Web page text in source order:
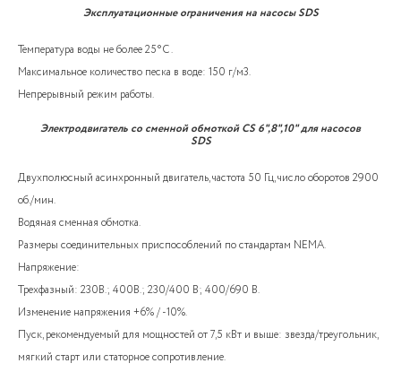
Эксплуатационные ограничения на насосы SDS
Температура воды не более 25°C .
Максимальное количество песка в воде: 150 г/м3.
Непрерывный режим работы.
Электродвигатель со сменной обмоткой CS 6",8",10" для насосов
SDS
Двухполюсный асинхронный двигатель, частота 50 Гц, число оборотов 2900
об./мин.
Водяная сменная обмотка.
Размеры соединительных приспособлений по стандартам NEMA.
Напряжение:
Трехфазный: 230В.; 400В.; 230/400 В; 400/690 В.
Изменение напряжения +6% / -10%.
Пуск, рекомендуемый для мощностей от 7,5 кВт и выше: звезда/треугольник,
мягкий старт или статорное сопротивление.